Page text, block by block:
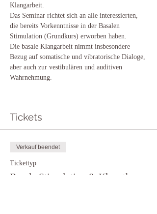
Klangarbeit.
Das Seminar richtet sich an alle interessierten,
die bereits Vorkenntnisse in der Basalen
Stimulation (Grundkurs) erworben haben.
Die basale Klangarbeit nimmt insbesondere
Bezug auf somatische und vibratorische Dialoge,
aber auch zur vestibulären und auditiven
Wahrnehmung.
Tickets
Verkauf beendet
Tickettyp
Basale Stimulation & Klangther